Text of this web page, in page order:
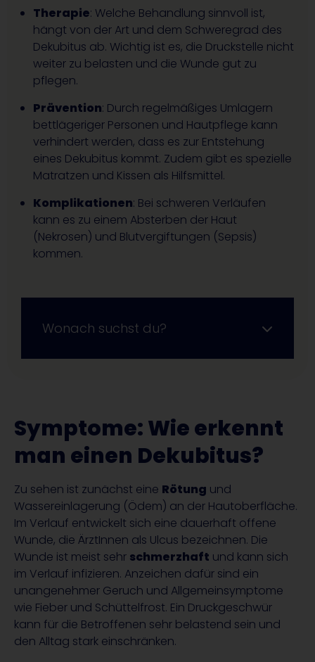
Therapie: Welche Behandlung sinnvoll ist,
hängt von der Art und dem Schweregrad des
Dekubitus ab. Wichtig ist es, die Druckstelle nicht
weiter zu belasten und die Wunde gut zu
pflegen.
Prävention: Durch regelmäßiges Umlagern
bettlägeriger Personen und Hautpflege kann
verhindert werden, dass es zur Entstehung
eines Dekubitus kommt. Zudem gibt es spezielle
Matratzen und Kissen als Hilfsmittel.
Komplikationen: Bei schweren Verläufen
kann es zu einem Absterben der Haut
(Nekrosen) und Blutvergiftungen (Sepsis)
kommen.
Wonach suchst du?
Symptome: Wie erkennt
man einen Dekubitus?
Zu sehen ist zunächst eine Rötung und
Wassereinlagerung (Ödem) an der Hautoberfläche.
Im Verlauf entwickelt sich eine dauerhaft offene
Wunde, die ÄrztInnen als Ulcus bezeichnen. Die
Wunde ist meist sehr schmerzhaft und kann sich
im Verlauf infizieren. Anzeichen dafür sind ein
unangenehmer Geruch und Allgemeinsymptome
wie Fieber und Schüttelfrost. Ein Druckgeschwür
kann für die Betroffenen sehr belastend sein und
den Alltag stark einschränken.